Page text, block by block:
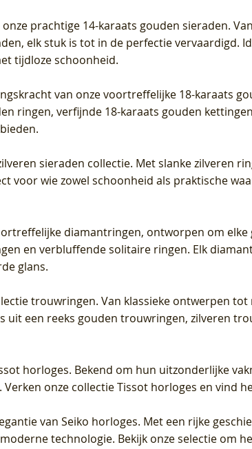
prachtige 14-karaats gouden sieraden.
elk stuk is tot in de perfectie vervaardigd.
tijdloze schoonheid.
van onze voortreffelijke 18-karaats
ringen, verfijnde 18-karaats gouden
sieraden collectie. Met slanke zilveren
voor wie zowel schoonheid als praktische
diamantringen, ontworpen om
en verbluffende solitaire ringen. Elk
glans.
trouwringen. Van klassieke ontwerpen
uit een reeks gouden trouwringen, zilveren
horloges. Bekend om hun uitzonderlijke
onze collectie Tissot horloges en vind
van Seiko horloges. Met een rijke
technologie. Bekijk onze selectie om